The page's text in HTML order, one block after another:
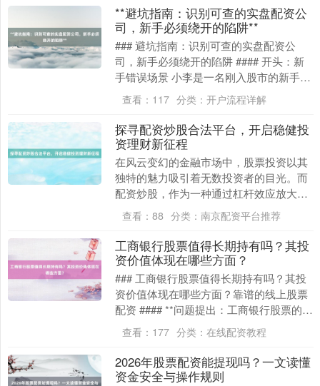
**避坑指南：识别可查的实盘配资公
司，新手必须绕开的陷阱**
### 避坑指南：识别可查的实盘配资公
司，新手必须绕开的陷阱 #### 开头：新
手错误场景 小李是一名刚入股市的新手，
在看到某论坛上“配资炒股，月入百万”的
广告....
查看： 117 分类： 开户流程详解
探寻配资炒股合法平台，开启稳健投
资理财新征程
在风云变幻的金融市场中，股票投资以其
独特的魅力吸引着无数投资者的目光。而
配资炒股，作为一种通过杠杆效应放大投
资收益的方式，更是让许多投资者跃跃欲
试。然而，配资炒....
查看： 88 分类： 南京配资平台推荐
工商银行股票值得长期持有吗？其投
资价值体现在哪些方面？
### 工商银行股票值得长期持有吗？其投
资价值体现在哪些方面？靠谱的线上股票
配资 #### **问题提出：工商银行股票的长
期持有价值争议** 作为中国资产规模最....
查看： 177 分类： 在线配资教程
2026年股票配资能提现吗？一文读懂
资金安全与操作规则